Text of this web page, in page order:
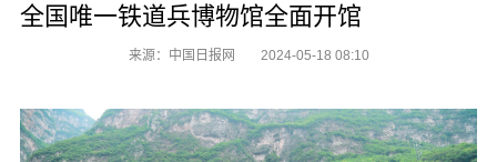
全国唯一铁道兵博物馆全面开馆
来源：中国日报网 2024-05-18 08:10